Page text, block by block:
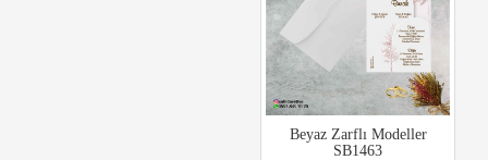
Beyaz Zarflı Modeller
SB1463